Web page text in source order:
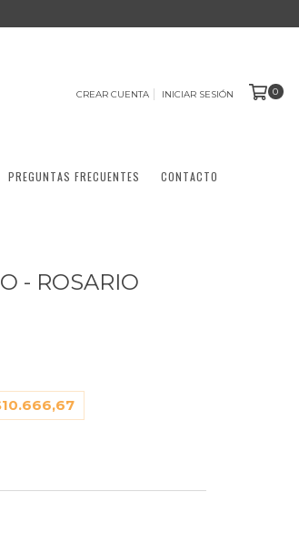
CREAR CUENTA INICIAR SESIÓN 0
PREGUNTAS FRECUENTES CONTACTO
- ROSARIO